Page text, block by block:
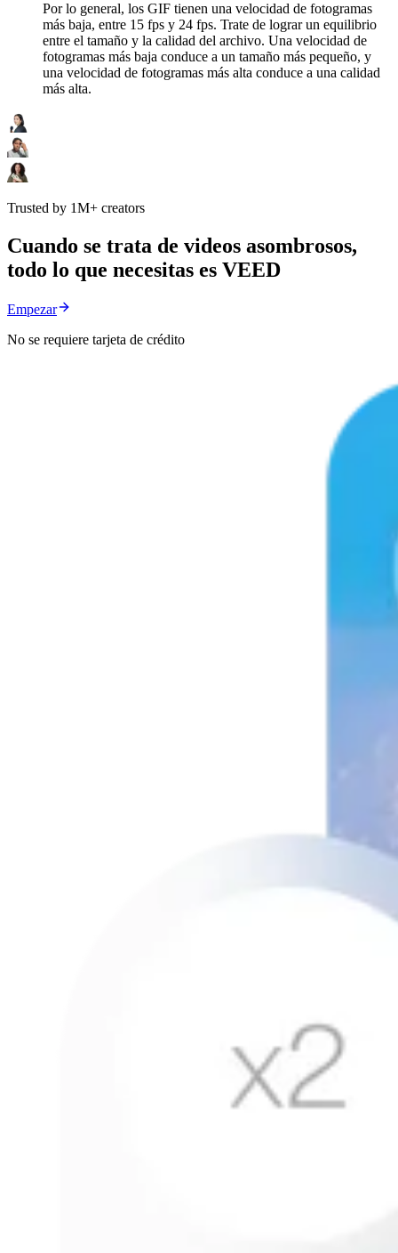
Por lo general, los GIF tienen una velocidad de fotogramas
más baja, entre 15 fps y 24 fps. Trate de lograr un equilibrio
entre el tamaño y la calidad del archivo. Una velocidad de
fotogramas más baja conduce a un tamaño más pequeño, y
una velocidad de fotogramas más alta conduce a una calidad
más alta.
Trusted by 1M+ creators
Cuando se trata de videos asombrosos,
todo lo que necesitas es VEED
Empezar
No se requiere tarjeta de crédito